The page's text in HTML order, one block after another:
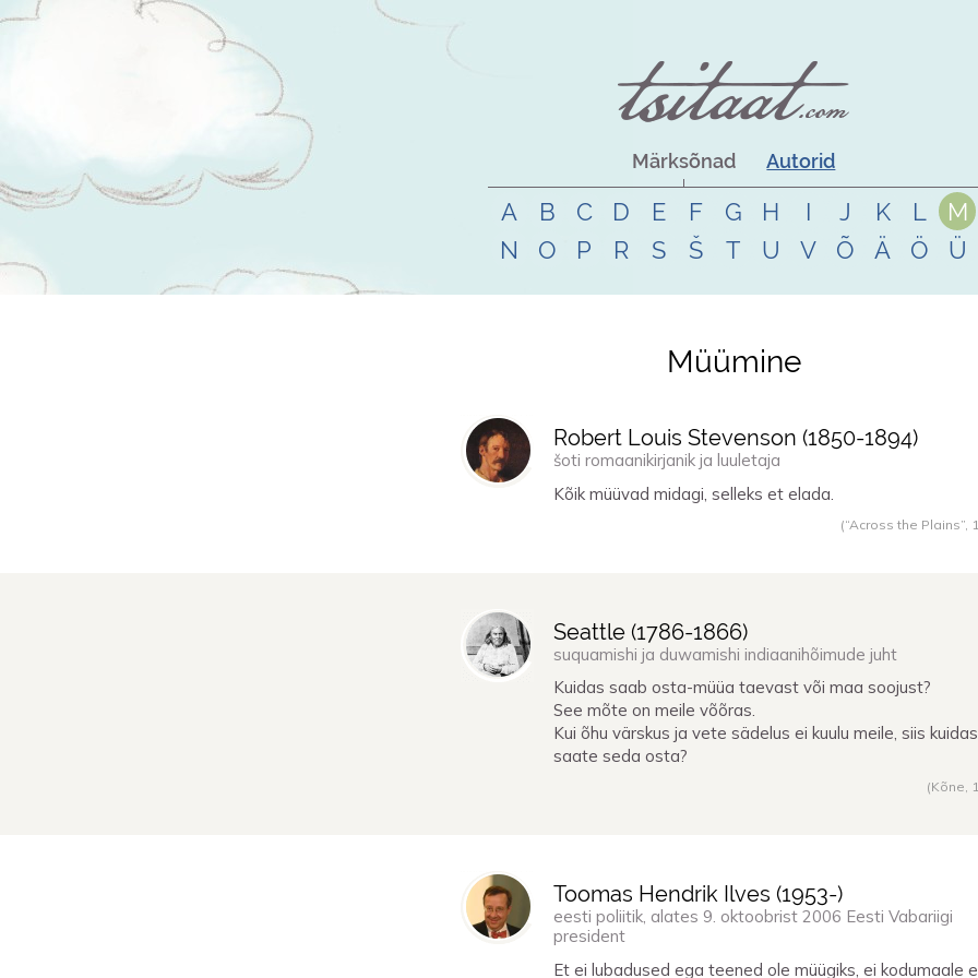
Märksõnad Autorid
A B C D E F G H I J K L
M
N
O P R S Š T U V Õ Ä Ö Ü
Müümine
Robert Louis Stevenson (1850-1894)
šoti romaanikirjanik ja luuletaja
Kõik müüvad midagi, selleks et elada.
(“Across the Plains”,
Seattle (1786-1866)
suquamishi ja duwamishi indiaanihõimude juht
Kuidas saab osta-müüa taevast või maa soojust?
See mõte on meile võõras.
Kui õhu värskus ja vete sädelus ei kuulu meile, siis
saate seda osta?
(Kõne,
Toomas Hendrik Ilves (1953-)
eesti poliitik, alates 9. oktoobrist 2006 Eesti Vabariigi
president
Et ei lubadused ega teened ole müügiks, ei kodumaale